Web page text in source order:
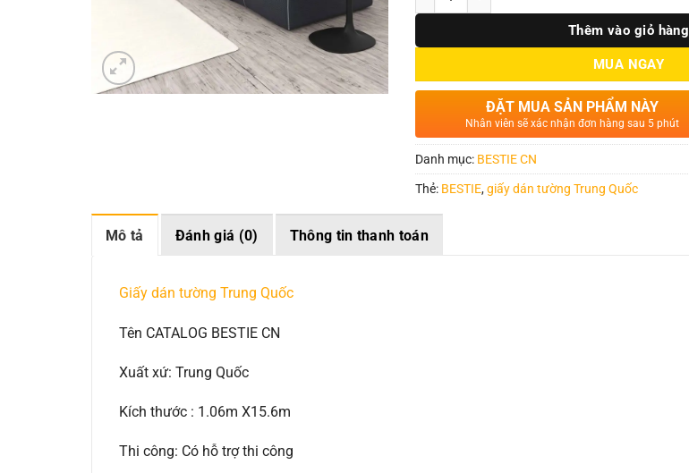
Thêm vào giỏ hàng
MUA NGAY
ĐẶT MUA SẢN PHẨM NÀY
Nhân viên sẽ xác nhận đơn hàng sau 5 phút
Danh mục: BESTIE CN
Thẻ: BESTIE,giấy dán tường Trung Quốc
Mô tả Đánh giá (0) Thông tin thanh toán
Giấy dán tường Trung Quốc
Tên CATALOG BESTIE CN
Xuất xứ: Trung Quốc
Kích thước : 1.06m X15.6m
Thi công: Có hỗ trợ thi công